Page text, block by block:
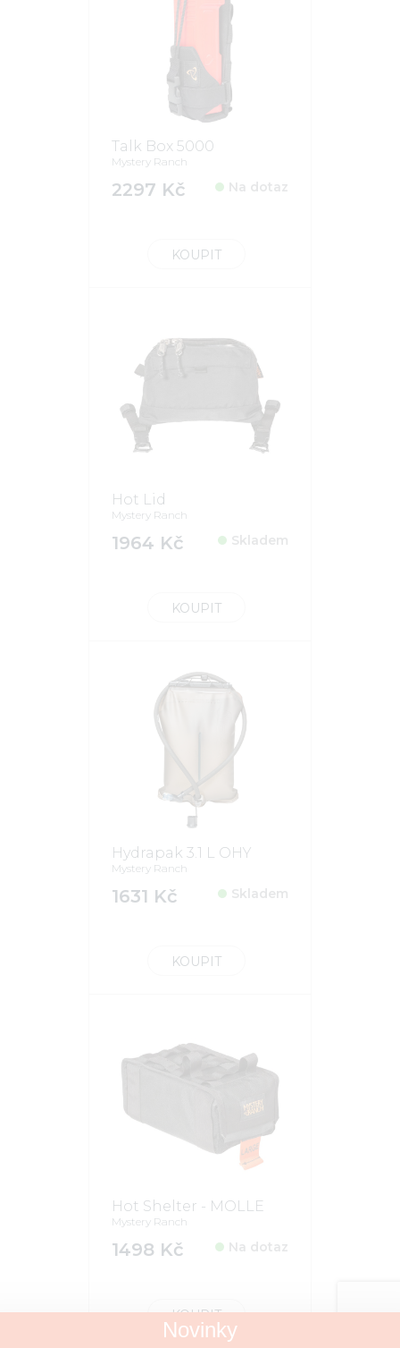
Talk Box 5000
Mystery Ranch
2297 Kč Na dotaz
KOUPIT
Hot Lid
Mystery Ranch
1964 Kč Skladem
KOUPIT
Hydrapak 3.1 L OHY
Mystery Ranch
1631 Kč Skladem
KOUPIT
Hot Shelter - MOLLE
Mystery Ranch
1498 Kč Na dotaz
KOUPIT
Novinky